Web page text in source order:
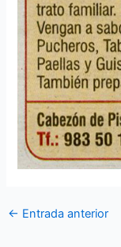
← Entrada anterior